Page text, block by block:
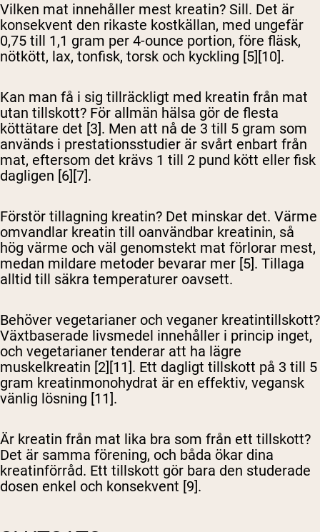
Vilken mat innehåller mest kreatin? Sill. Det är
konsekvent den rikaste kostkällan, med ungefär
0,75 till 1,1 gram per 4-ounce portion, före fläsk,
nötkött, lax, tonfisk, torsk och kyckling [5][10].
Kan man få i sig tillräckligt med kreatin från mat
utan tillskott? För allmän hälsa gör de flesta
köttätare det [3]. Men att nå de 3 till 5 gram som
används i prestationsstudier är svårt enbart från
mat, eftersom det krävs 1 till 2 pund kött eller fisk
dagligen [6][7].
Förstör tillagning kreatin? Det minskar det. Värme
omvandlar kreatin till oanvändbar kreatinin, så
hög värme och väl genomstekt mat förlorar mest,
medan mildare metoder bevarar mer [5]. Tillaga
alltid till säkra temperaturer oavsett.
Behöver vegetarianer och veganer kreatintillskott?
Växtbaserade livsmedel innehåller i princip inget,
och vegetarianer tenderar att ha lägre
muskelkreatin [2][11]. Ett dagligt tillskott på 3 till 5
gram kreatinmonohydrat är en effektiv, vegansk
vänlig lösning [11].
Är kreatin från mat lika bra som från ett tillskott?
Det är samma förening, och båda ökar dina
kreatinförråd. Ett tillskott gör bara den studerade
dosen enkel och konsekvent [9].